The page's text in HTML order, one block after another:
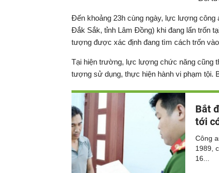
Đến khoảng 23h cùng ngày, lực lượng
Đắk Sắk, tỉnh Lâm Đồng) khi đang lẩn trốn
tượng được xác định đang tìm cách trốn
Tại hiện trường, lực lượng chức năng cũng
tượng sử dụng, thực hiện hành vi phạm tội.
Bắt
tới
Công
1989,
16...